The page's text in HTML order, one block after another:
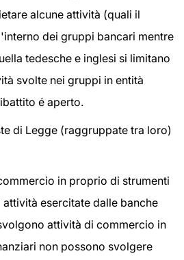
alcune attività (quali il
dei gruppi bancari mentre
tedesche e inglesi si limitano
svolte nei gruppi in entità
é aperto.
di Legge (raggruppate tra loro)
in proprio di strumenti
esercitate dalle banche
attività di commercio in
non possono svolgere